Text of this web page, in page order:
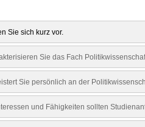
Sie sich kurz vor.
Sie das Fach
Sie persönlich an der
und Fähigkeiten sollten